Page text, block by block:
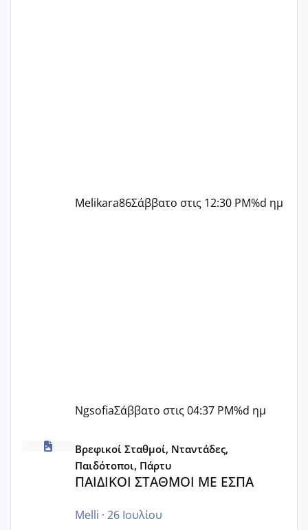
Melikara86Σάββατο στις 12:30 PM%d ημ
NgsofiaΣάββατο στις 04:37 PM%d ημ
ΠΑΙΔΙΚΟΙ ΣΤΑΘΜΟΙ ΜΕ ΕΣΠΑ
Βρεφικοί Σταθμοί, Νταντάδες,
Παιδότοποι, Πάρτυ
ΠΑΙΔΙΚΟΙ ΣΤΑΘΜΟΙ ΜΕ ΕΣΠΑ
Melli · 26 Ιουλίου